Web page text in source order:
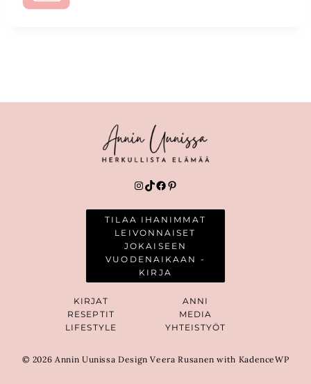
Instagram
TikTok
Facebook
Pinterest
TILAA IHANIMMAT
LEIVONNAISET
JOKAISEEN
VUODENAIKAAN -
KIRJA
KIRJAT
RESEPTIT
LIFESTYLE
ANNI
MEDIA
YHTEISTYÖT
© 2026 Annin Uunissa Design Veera Rusanen with KadenceWP